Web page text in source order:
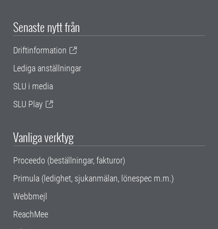
Senaste nytt från
Driftinformation
Lediga anställningar
SLU i media
SLU Play
Vanliga verktyg
Proceedo (beställningar, fakturor)
Primula (ledighet, sjukanmälan, lönespec m.m.)
Webbmejl
ReachMee